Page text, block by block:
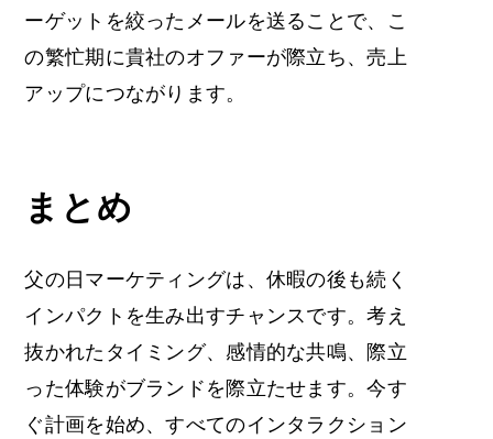
ーゲットを絞ったメールを送ることで、こ
の繁忙期に貴社のオファーが際立ち、売上
アップにつながります。
まとめ
父の日マーケティングは 、休暇の後も続く
インパクトを生み出すチャンスです。考え
抜かれたタイミング、感情的な共鳴、際立
った体験がブランドを際立たせます。今す
ぐ計画を始め、すべてのインタラクション